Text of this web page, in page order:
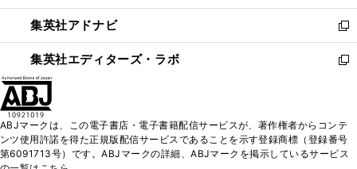
開
く
ウ
で
開
く
ン
ド
ウ
で
ウ
ィ
ン
ド
く
集英社アドナビ
新
し
い
ド
ウ
で
集英社エディターズ・ラボ
新
ィ
ン
ABJマークは、この電子書店・電子書籍配信サービスが、著作権者からコンテ
ンツ使用許諾を得た正規版配信サービスであることを示す登録商標（登録番号
第6091713号）です。ABJマークの詳細、ABJマークを掲示しているサービス